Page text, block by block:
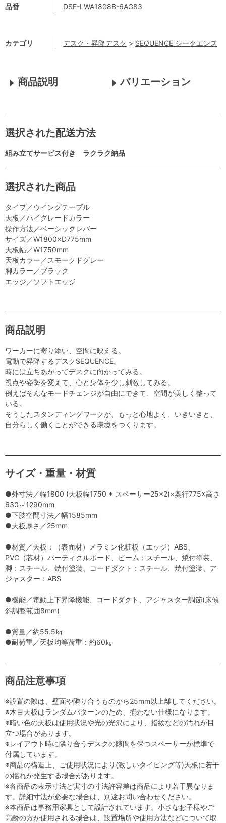
品番 DSE-LWA1808B-6AG83
カテゴリ デスク・昇降デスク > SEQUENCE シークエンス
商品説明 バリエーション
選択された配送方法
組み立てサービス付き ラクラク納品
選択された商品
タイプ／ウイングテーブル
天板／ハイグレードカラー
操作方法／ベーシックレバー
サイズ／W1800×D775mm
天板幅／W1750mm
天板カラー／スモークドグレー
脚カラー／ブラック
エッジ／ソフトエッジ
商品説明
ワーカーに寄り添い、空間に映える。
電動で昇降するデスクSEQUENCE。
時には立ちあがってデスクに向かってみる。
視点や姿勢を変えて、心と身体を少し刺激してみる。
例えばそんなモードチェンジが自由にできて、空間が美しく整って
いる。
そうしたスタンディングワークが、もっと心地よく、いきいきと、
自分らしく働くことができる環境をつくります。
サイズ・重量・材質
●外寸法／幅1800 (天板幅1750 + スペーサー25×2)×奥行775×高さ
630～1290mm
●下肢空間寸法／幅1585mm
●天板厚さ／25mm
●材質／天板：（表面材）メラミン化粧板（エッジ）ABS、
PVC（芯材）パーティクルボード、ビーム：スチール、焼付塗装、
脚：スチール、焼付塗装、コードダクト：スチール、焼付塗装、ア
ジャスター：ABS
●機能／電動上下昇降機能、コードダクト、アジャスター調節(床傾
斜調整範囲8mm)
●質量／約55.5㎏
●耐荷重／天板均等荷重：約60㎏
商品注意事項
※設置の際は、壁面や隣り合うものから25mm以上離してください。
※木目天板はランダムパターンのため、揃わない仕様になります。
※暗い色の天板は使用状況や光の光沢により、指紋などの汚れが目
立つ場合があります。
※レイアウト時に隣り合うデスクの隙間を保つスペーサーが標準で
付属しています。
※商品の構造上、ご使用状況により(激しいタイピング等)天板に若干
の揺れが発生する場合があります。
※各商品の表示寸法と実寸の寸法許容差は商品により若干異なりま
す。詳細寸法が必要な場合は、別途お問い合わせください。
※本商品は事務用家具として設計されています。小さなお子様やご
高齢の方が使用される場合は、設置場所や使用方法などについて取